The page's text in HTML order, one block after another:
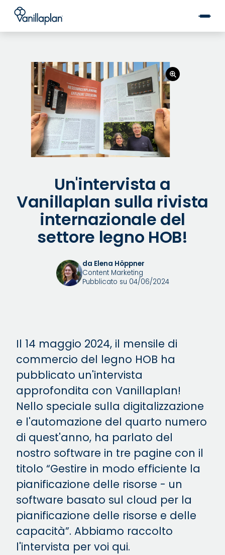
®
Un'intervista a
Vanillaplan sulla rivista
internazionale del
settore legno HOB!
da Elena Höppner
Content Marketing
Pubblicato su 04/06/2024
Il 14 maggio 2024, il mensile di
commercio del legno HOB ha
pubblicato un'intervista
approfondita con Vanillaplan!
Nello speciale sulla digitalizzazione
e l'automazione del quarto numero
di quest'anno, ha parlato del
nostro software in tre pagine con il
titolo “Gestire in modo efficiente la
pianificazione delle risorse - un
software basato sul cloud per la
pianificazione delle risorse e delle
capacità”. Abbiamo raccolto
l'intervista per voi qui.